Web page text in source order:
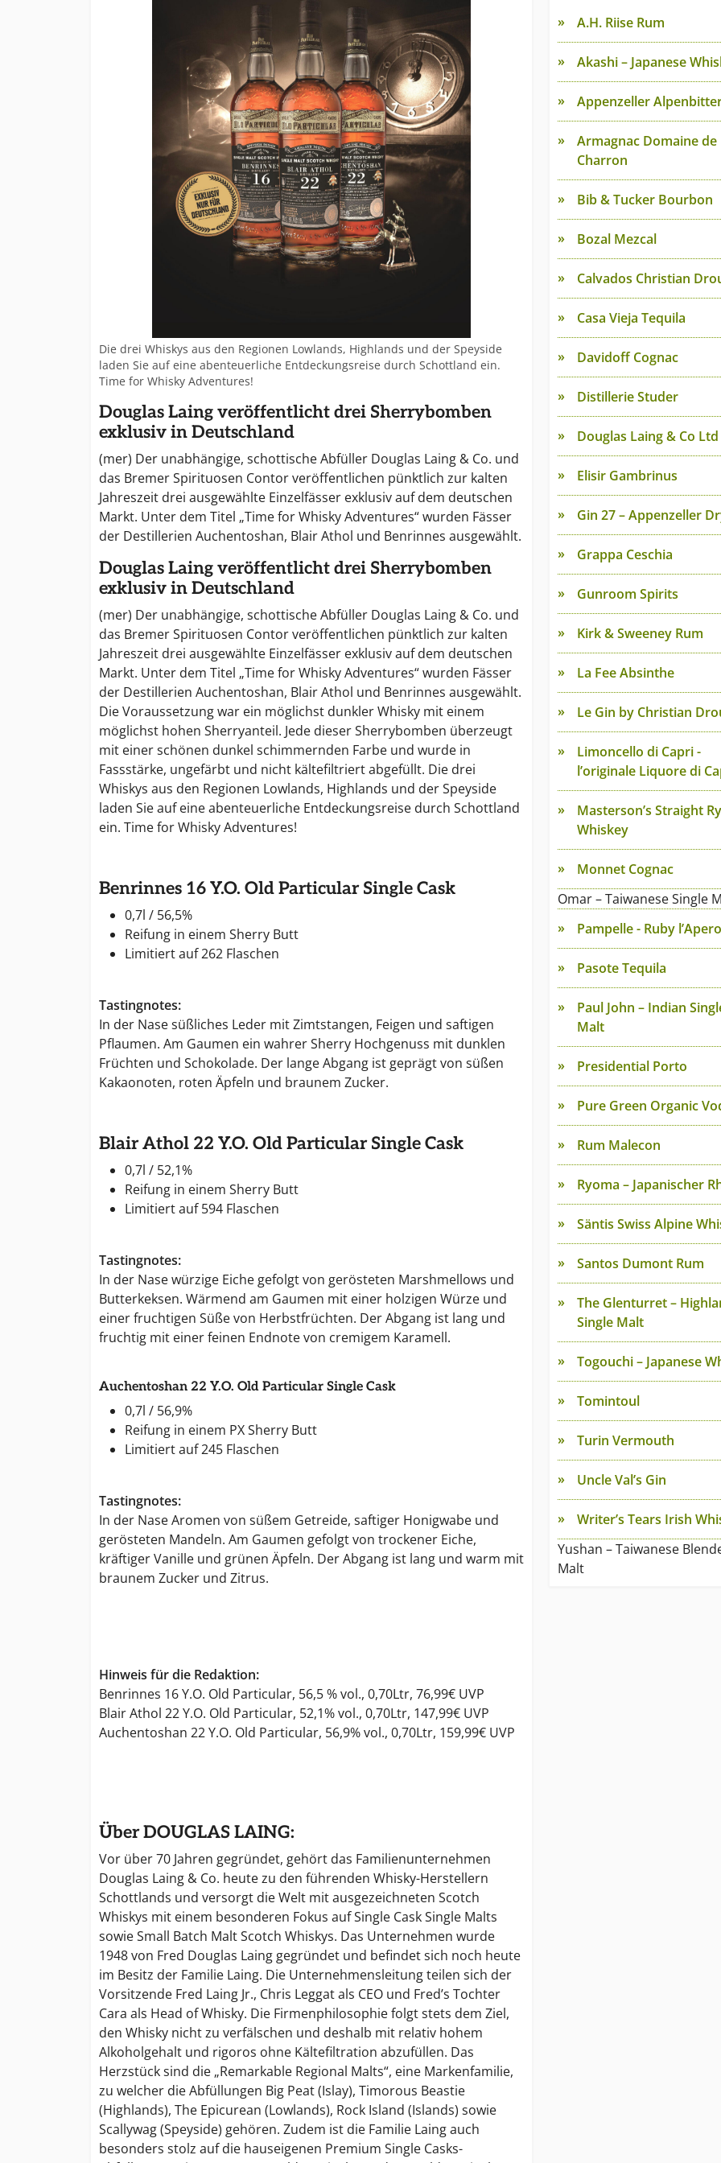
Die drei Whiskys aus den Regionen Lowlands, Highlands und der Speyside
laden Sie auf eine abenteuerliche Entdeckungsreise durch Schottland ein.
Time for Whisky Adventures!
Douglas Laing veröffentlicht drei Sherrybomben
exklusiv in Deutschland
(mer) Der unabhängige, schottische Abfüller Douglas Laing & Co. und
das Bremer Spirituosen Contor veröffentlichen pünktlich zur kalten
Jahreszeit drei ausgewählte Einzelfässer exklusiv auf dem deutschen
Markt. Unter dem Titel „Time for Whisky Adventures“ wurden Fässer
der Destillerien Auchentoshan, Blair Athol und Benrinnes ausgewählt.
Douglas Laing veröffentlicht drei Sherrybomben
exklusiv in Deutschland
(mer) Der unabhängige, schottische Abfüller Douglas Laing & Co. und
das Bremer Spirituosen Contor veröffentlichen pünktlich zur kalten
Jahreszeit drei ausgewählte Einzelfässer exklusiv auf dem deutschen
Markt. Unter dem Titel „Time for Whisky Adventures“ wurden Fässer
der Destillerien Auchentoshan, Blair Athol und Benrinnes ausgewählt.
Die Voraussetzung war ein möglichst dunkler Whisky mit einem
möglichst hohen Sherryanteil. Jede dieser Sherrybomben überzeugt
mit einer schönen dunkel schimmernden Farbe und wurde in
Fassstärke, ungefärbt und nicht kältefiltriert abgefüllt. Die drei
Whiskys aus den Regionen Lowlands, Highlands und der Speyside
laden Sie auf eine abenteuerliche Entdeckungsreise durch Schottland
ein. Time for Whisky Adventures!
Benrinnes 16 Y.O. Old Particular Single Cask
0,7l / 56,5%
Reifung in einem Sherry Butt
Limitiert auf 262 Flaschen
Tastingnotes:
In der Nase süßliches Leder mit Zimtstangen, Feigen und saftigen
Pflaumen. Am Gaumen ein wahrer Sherry Hochgenuss mit dunklen
Früchten und Schokolade. Der lange Abgang ist geprägt von süßen
Kakaonoten, roten Äpfeln und braunem Zucker.
Blair Athol 22 Y.O. Old Particular Single Cask
0,7l / 52,1%
Reifung in einem Sherry Butt
Limitiert auf 594 Flaschen
Tastingnotes:
In der Nase würzige Eiche gefolgt von gerösteten Marshmellows und
Butterkeksen. Wärmend am Gaumen mit einer holzigen Würze und
einer fruchtigen Süße von Herbstfrüchten. Der Abgang ist lang und
fruchtig mit einer feinen Endnote von cremigem Karamell.
Auchentoshan 22 Y.O. Old Particular Single Cask
0,7l / 56,9%
Reifung in einem PX Sherry Butt
Limitiert auf 245 Flaschen
Tastingnotes:
In der Nase Aromen von süßem Getreide, saftiger Honigwabe und
gerösteten Mandeln. Am Gaumen gefolgt von trockener Eiche,
kräftiger Vanille und grünen Äpfeln. Der Abgang ist lang und warm mit
braunem Zucker und Zitrus.
Hinweis für die Redaktion:
Benrinnes 16 Y.O. Old Particular, 56,5 % vol., 0,70Ltr, 76,99€ UVP
Blair Athol 22 Y.O. Old Particular, 52,1% vol., 0,70Ltr, 147,99€ UVP
Auchentoshan 22 Y.O. Old Particular, 56,9% vol., 0,70Ltr, 159,99€ UVP
Über DOUGLAS LAING:
Vor über 70 Jahren gegründet, gehört das Familienunternehmen
Douglas Laing & Co. heute zu den führenden Whisky-Herstellern
Schottlands und versorgt die Welt mit ausgezeichneten Scotch
Whiskys mit einem besonderen Fokus auf Single Cask Single Malts
sowie Small Batch Malt Scotch Whiskys. Das Unternehmen wurde
1948 von Fred Douglas Laing gegründet und befindet sich noch heute
im Besitz der Familie Laing. Die Unternehmensleitung teilen sich der
Vorsitzende Fred Laing Jr., Chris Leggat als CEO und Fred’s Tochter
Cara als Head of Whisky. Die Firmenphilosophie folgt stets dem Ziel,
den Whisky nicht zu verfälschen und deshalb mit relativ hohem
Alkoholgehalt und rigoros ohne Kältefiltration abzufüllen. Das
Herzstück sind die „Remarkable Regional Malts“, eine Markenfamilie,
zu welcher die Abfüllungen Big Peat (Islay), Timorous Beastie
(Highlands), The Epicurean (Lowlands), Rock Island (Islands) sowie
Scallywag (Speyside) gehören. Zudem ist die Familie Laing auch
besonders stolz auf die hauseigenen Premium Single Casks-
A.H. Riise Rum
Akashi – Japanese
Appenzeller
Armagnac Domaine de
Charron
Bib & Tucker Bourbon
Bozal Mezcal
Calvados Christian
Casa Vieja Tequila
Davidoff Cognac
Distillerie Studer
Douglas Laing & Co Ltd
Elisir Gambrinus
Gin 27 – Appenzeller
Grappa Ceschia
Gunroom Spirits
Kirk & Sweeney Rum
La Fee Absinthe
Le Gin by Christian
Limoncello di Capri -
l’originale Liquore di
Masterson’s Straight
Whiskey
Monnet Cognac
Omar – Taiwanese Single
Pampelle - Ruby l’Apero
Pasote Tequila
Paul John – Indian
Malt
Presidential Porto
Pure Green Organic
Rum Malecon
Ryoma – Japanischer
Säntis Swiss Alpine
Santos Dumont Rum
The Glenturret –
Single Malt
Togouchi – Japanese
Tomintoul
Turin Vermouth
Uncle Val’s Gin
Writer’s Tears Irish
Yushan – Taiwanese
Malt